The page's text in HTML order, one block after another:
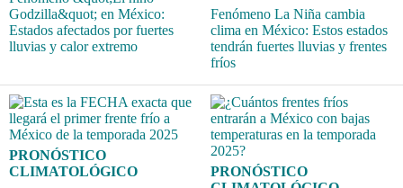
Godzilla&quot; en México:
Estados afectados por fuertes
lluvias y calor extremo
Fenómeno La Niña cambia
clima en México: Estos estados
tendrán fuertes lluvias y frentes
fríos
PRONÓSTICO
CLIMATOLÓGICO
PRONÓSTICO